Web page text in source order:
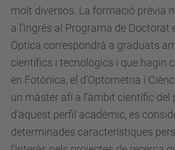
molt diversos. La formació prèvia
a l’ingrés al Programa de Doctorat
Òptica correspondrà a graduats
científics i tecnològics i que hagin
en Fotònica, el d’Optometria i
un màster afí a l’àmbit científic del
d’aquest perfil acadèmic, es
determinades característiques